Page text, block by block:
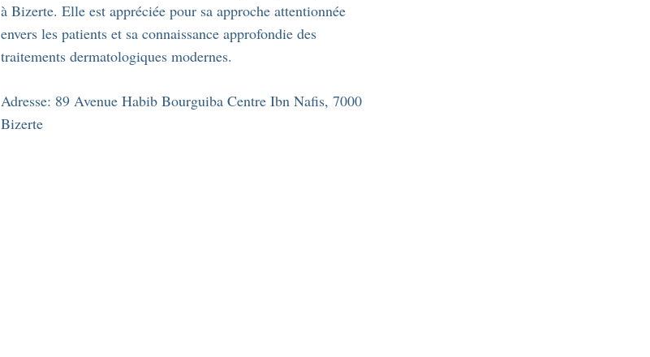
à Bizerte. Elle est appréciée pour sa approche attentionnée
envers les patients et sa connaissance approfondie des
traitements dermatologiques modernes.
Adresse: 89 Avenue Habib Bourguiba Centre Ibn Nafis, 7000
Bizerte